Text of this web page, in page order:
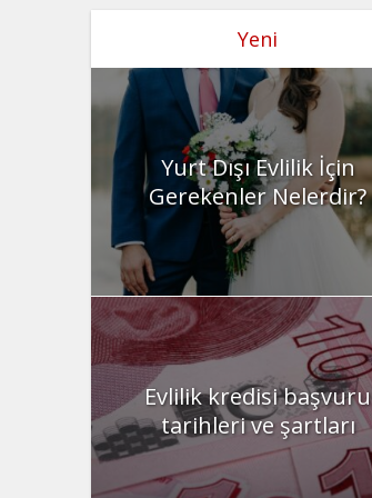
Yeni
Yurt Dışı Evlilik İçin
Gerekenler Nelerdir?
Evlilik kredisi başvuru
tarihleri ve şartları